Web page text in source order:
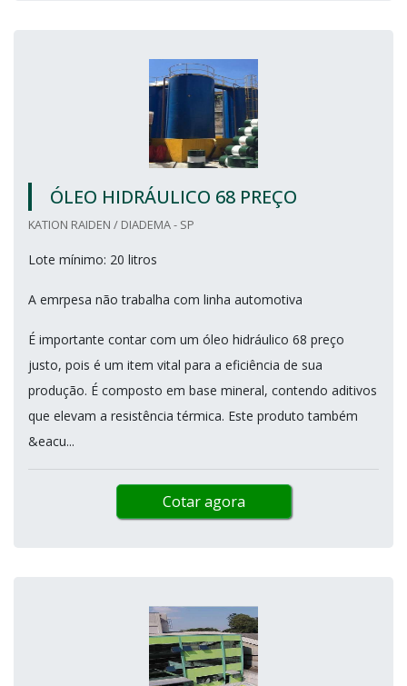
ÓLEO HIDRÁULICO 68 PREÇO
KATION RAIDEN / DIADEMA - SP
Lote mínimo: 20 litros
A emrpesa não trabalha com linha automotiva
É importante contar com um óleo hidráulico 68 preço
justo, pois é um item vital para a eficiência de sua
produção. É composto em base mineral, contendo aditivos
que elevam a resistência térmica. Este produto também
&eacu...
Cotar agora